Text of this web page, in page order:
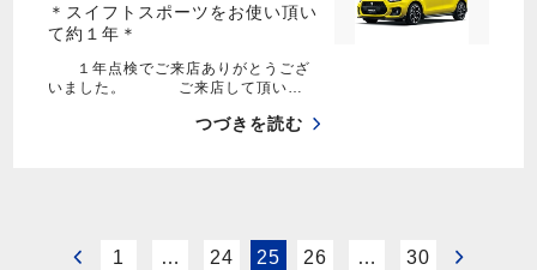
＊スイフトスポーツをお使い頂い
て約１年＊
１年点検でご来店ありがとうござ
いました。 ご来店して頂い…
つづきを読む
1 … 24 25 26 … 30